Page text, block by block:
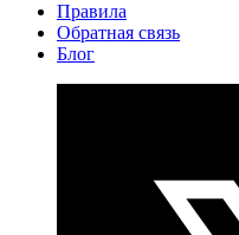
Правила
Обратная связь
Блог